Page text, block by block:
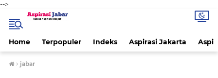
-->
Home Terpopuler Indeks Aspirasi Jakarta
› jabar